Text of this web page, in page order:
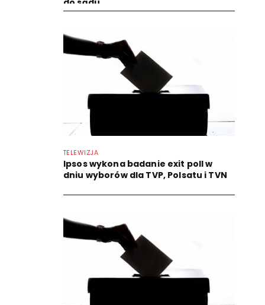
TELEWIZJA
Ipsos wykona badanie exit poll w
dniu wyborów dla TVP, Polsatu i TVN